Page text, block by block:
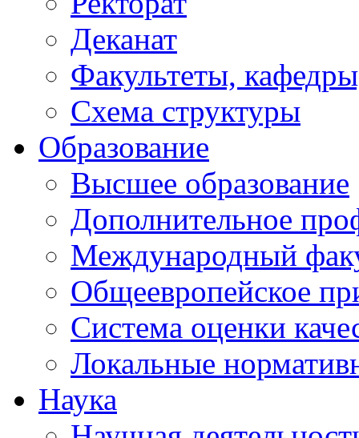
Деканат
Факультеты,
Схема структуры
Образование
Высшее образование
Дополнительное
Международный
Общеевропейское
Система оценки
Локальные
Наука